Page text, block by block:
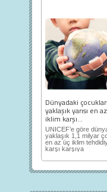
Dünyadaki
yaklaşık yarısı en
iklim karşı...
UNICEF’e göre
yaklaşık 1,1 milyar
en az üç iklim
karşı karşıya